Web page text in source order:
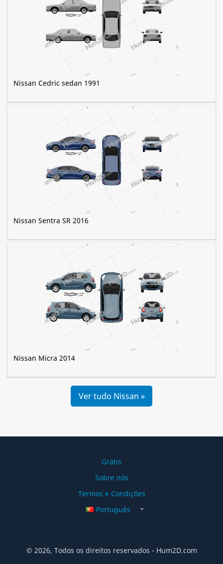
Nissan Cedric sedan 1991
Nissan Sentra SR 2016
Nissan Micra 2014
Ver tudo Nissan »
Grátis
Sobre nós
Termos e Condições
Português
© 2026, Todos os direitos reservados - Hum2D.com